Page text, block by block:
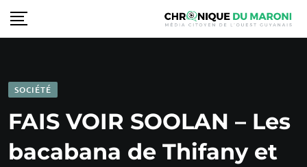
SOCIÉTÉ
FAIS VOIR SOOLAN – Les
bacabana de Thifany et